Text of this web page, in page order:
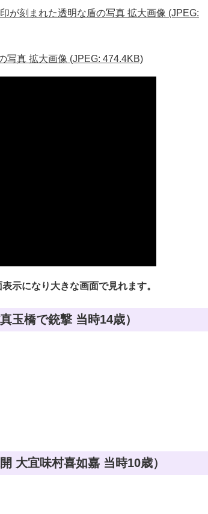
が刻まれた透明な盾の写真 拡大画像 (JPEG:
写真 拡大画像 (JPEG: 474.4KB)
示になり大きな画面で見れます。
玉橋で銃撃 当時14歳）
大宜味村喜如嘉 当時10歳）